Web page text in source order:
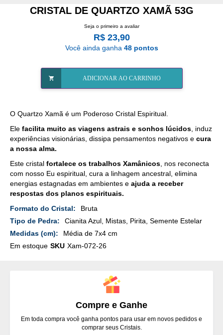
CRISTAL DE QUARTZO XAMÃ 53G
Seja o primeiro a avaliar
R$ 23,90
Você ainda ganha 48 pontos
ADICIONAR AO CARRINHO
O Quartzo Xamã é um Poderoso Cristal Espiritual.
Ele facilita muito as viagens astrais e sonhos lúcidos , induz
experiências visionárias, dissipa pensamentos negativos e cura
a nossa alma.
Este cristal fortalece os trabalhos Xamânicos , nos reconecta
com nosso Eu espiritual, cura a linhagem ancestral, elimina
energias estagnadas em ambientes e ajuda a receber
respostas dos planos espirituais.
Mais
Detalhes
Bruta
Cianita Azul, Mistas, Pirita, Semente Estelar
Média de 7x4 cm
Em estoque SKU Xam-072-26
Compre e Ganhe
Em toda compra você ganha pontos para usar em novos pedidos e
comprar seus Cristais.